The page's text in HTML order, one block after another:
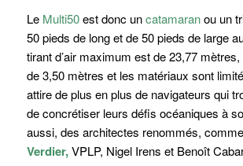
Le Multi50est donc uncatamaranou un
50 pieds de long et de 50 pieds de large
tirant d’air maximum est de 23,77 mètres,
de 3,50 mètres et les matériaux sont
attire de plus en plus de navigateurs qui
de concrétiser leurs défis océaniques à
aussi, des architectes renommés, comme
Verdier,VPLP, Nigel Irens et Benoît